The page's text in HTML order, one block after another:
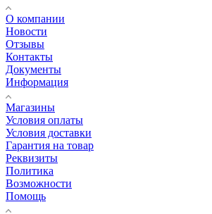
О компании
Новости
Отзывы
Контакты
Документы
Информация
Магазины
Условия оплаты
Условия доставки
Гарантия на товар
Реквизиты
Политика
Возможности
Помощь